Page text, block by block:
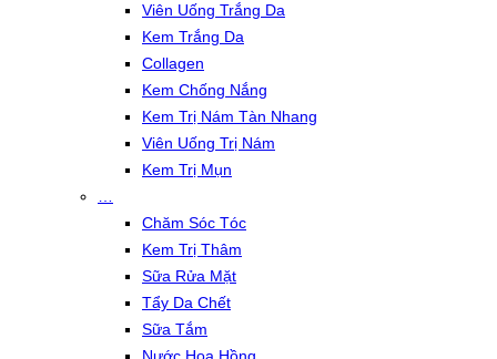
Viên Uống Trắng Da
Kem Trắng Da
Collagen
Kem Chống Nắng
Kem Trị Nám Tàn Nhang
Viên Uống Trị Nám
Kem Trị Mụn
Chăm Sóc Tóc
Kem Trị Thâm
Sữa Rửa Mặt
Tẩy Da Chết
Sữa Tắm